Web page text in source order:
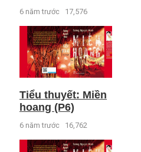
6 năm trước 17,576
Tiểu thuyết: Miền
hoang (P6)
6 năm trước 16,762